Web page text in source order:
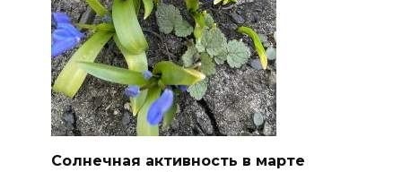
Солнечная активность в марте